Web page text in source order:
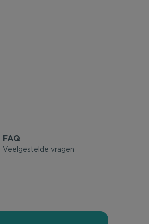
FAQ
Veelgestelde vragen